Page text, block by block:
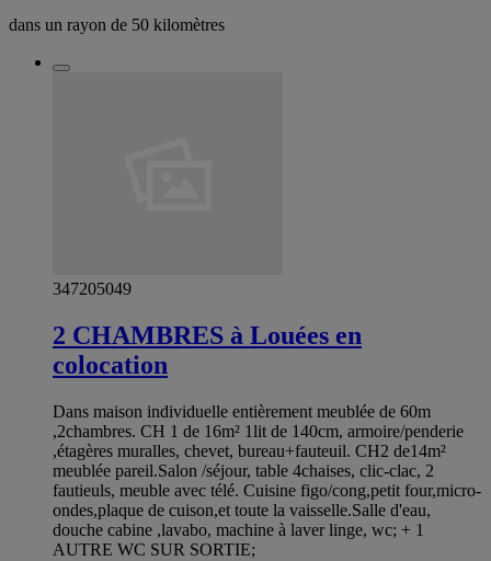
dans un rayon de 50 kilomètres
347205049
2 CHAMBRES à Louées en
colocation
Dans maison individuelle entièrement meublée de 60m
,2chambres. CH 1 de 16m² 1lit de 140cm, armoire/penderie
,étagères muralles, chevet, bureau+fauteuil. CH2 de14m²
meublée pareil.Salon /séjour, table 4chaises, clic-clac, 2
fautieuls, meuble avec télé. Cuisine figo/cong,petit four,micro-
ondes,plaque de cuison,et toute la vaisselle.Salle d'eau,
douche cabine ,lavabo, machine à laver linge, wc; + 1
AUTRE WC SUR SORTIE;